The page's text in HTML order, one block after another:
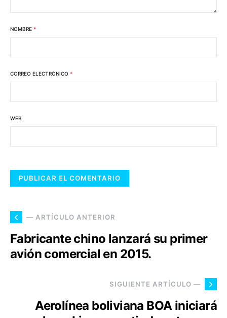
NOMBRE *
CORREO ELECTRÓNICO *
WEB
— ARTÍCULO ANTERIOR
Fabricante chino lanzará su primer
avión comercial en 2015.
SIGUIENTE ARTÍCULO —
Aerolínea boliviana BOA iniciará